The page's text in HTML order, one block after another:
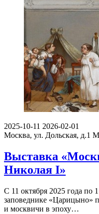
2025-10-11 2026-02-01
Москва, ул. Дольская, д.1
Выставка
Николая I»
С 11 октября 2025 года по
заповеднике «Царицыно»
и москвичи в эпоху…